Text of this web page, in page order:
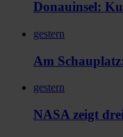
Donauinsel:
gestern
Am
gestern
NASA zeigt